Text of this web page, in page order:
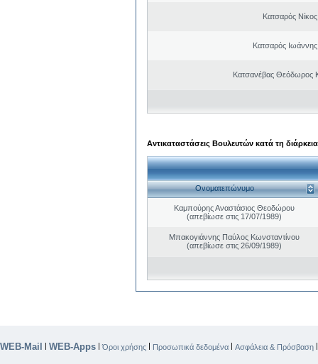
Κατσαρός
Κατσαρός
Κατσανέβας Θεόδωρος
Αντικαταστάσεις Βουλευτών κατά τη
Ονοματεπώνυμο
Καμπούρης Αναστάσιος Θεοδώρου
(απεβίωσε στις 17/07/1989)
Μπακογιάννης Παύλος Κωνσταντίνου
(απεβίωσε στις 26/09/1989)
WEB-Mail | WEB-Apps |Όροι χρήσης | Προσωπικά δεδομένα | Ασφάλεια & Πρόσβαση